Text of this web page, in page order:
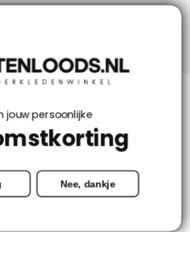
jouw persoonlijke
Nee, dankje